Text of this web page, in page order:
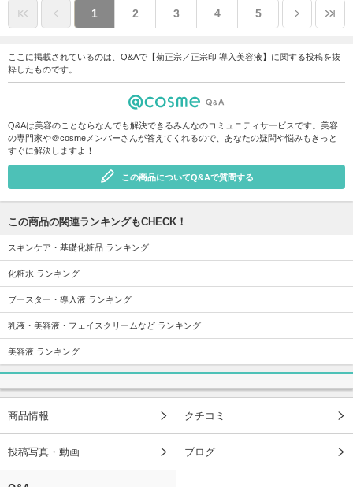
1 2 3 4 5
ここに掲載されているのは、Q&Aで【菊正宗／正宗印 導入美容液】に関する投稿を抜
粋したものです。
Q&Aは美容のことならなんでも解決できるみんなのコミュニティサービスです。美容
の専門家や＠cosmeメンバーさんが答えてくれるので、あなたの疑問や悩みもきっと
すぐに解決しますよ！
この商品についてQ&Aで質問する
この商品の関連ランキングもCHECK！
スキンケア・基礎化粧品 ランキング
化粧水 ランキング
ブースター・導入液 ランキング
乳液・美容液・フェイスクリームなど ランキング
美容液 ランキング
商品情報 クチコミ
投稿写真・動画 ブログ